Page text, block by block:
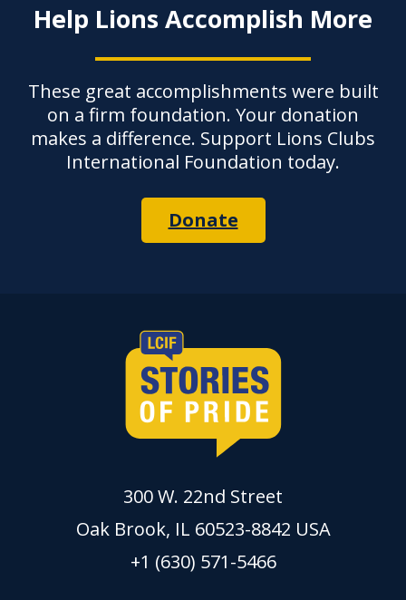
Help Lions Accomplish More
These great accomplishments were built
on a firm foundation. Your donation
makes a difference. Support Lions Clubs
International Foundation today.
Donate
300 W. 22nd Street
Oak Brook, IL 60523-8842 USA
+1 (630) 571-5466